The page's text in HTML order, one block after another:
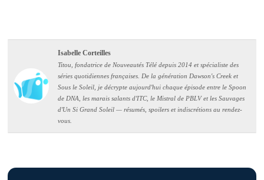
Isabelle Corteilles
Titou, fondatrice de Nouveautés Télé depuis 2014 et spécialiste des
séries quotidiennes françaises. De la génération Dawson's Creek et
Sous le Soleil, je décrypte aujourd'hui chaque épisode entre le Spoon
de DNA, les marais salants d'ITC, le Mistral de PBLV et les Sauvages
d'Un Si Grand Soleil — résumés, spoilers et indiscrétions au rendez-
vous.